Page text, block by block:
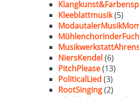
Kleeblattmusik(5)
NiersKendel(6)
PitchPlease(13)
PoliticalLied (3)
RootSinging(2)